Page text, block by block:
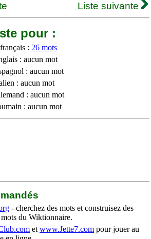
Liste suivante
pour :
: 26 mots
: aucun mot
: aucun mot
: aucun mot
: aucun mot
: aucun mot
- cherchez des mots et construisez des
du Wiktionnaire.
et www.Jette7.com pour jouer au